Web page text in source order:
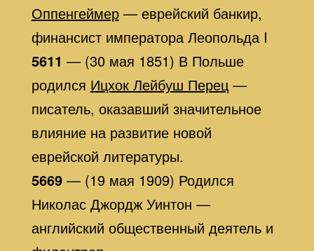
Оппенгеймер— еврейский банкир,
финансист императора Леопольда I
5611 — (30 мая 1851) В Польше
родился Ицхок Лейбуш Перец—
писатель, оказавший значительное
влияние на развитие новой
еврейской литературы.
5669— (19 мая 1909) Родился
Николас Джордж Уинтон —
английский общественный деятель и